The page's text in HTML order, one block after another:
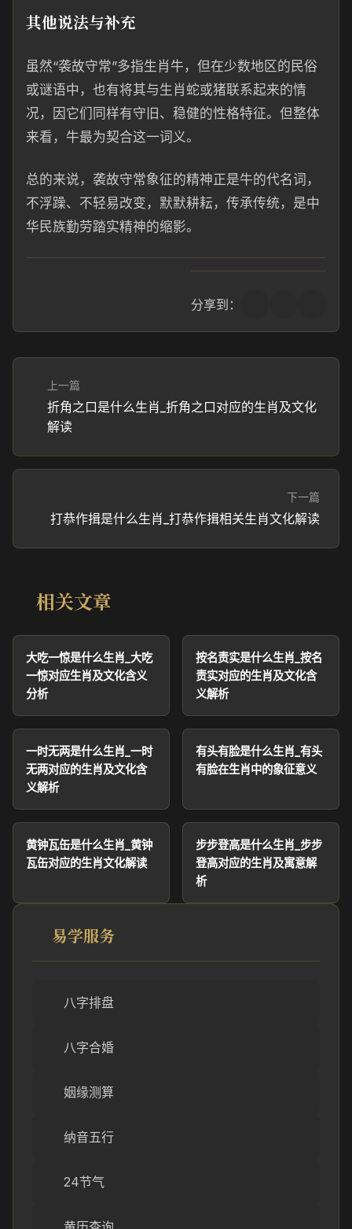
其他说法与补充
虽然“袭故守常”多指生肖牛，但在少数地区的民俗
或谜语中，也有将其与生肖蛇或猪联系起来的情
况，因它们同样有守旧、稳健的性格特征。但整体
来看，牛最为契合这一词义。
总的来说，袭故守常象征的精神正是牛的代名词，
不浮躁、不轻易改变，默默耕耘，传承传统，是中
华民族勤劳踏实精神的缩影。
分享到：
上一篇
折角之口是什么生肖_折角之口对应的生肖及文化
解读
下一篇
打恭作揖是什么生肖_打恭作揖相关生肖文化解读
相关文章
大吃一惊是什么生肖_大吃
一惊对应生肖及文化含义
分析
按名责实是什么生肖_按名
责实对应的生肖及文化含
义解析
一时无两是什么生肖_一时
无两对应的生肖及文化含
义解析
有头有脸是什么生肖_有头
有脸在生肖中的象征意义
黄钟瓦缶是什么生肖_黄钟
瓦缶对应的生肖文化解读
步步登高是什么生肖_步步
登高对应的生肖及寓意解
析
易学服务
八字排盘
八字合婚
姻缘测算
纳音五行
24节气